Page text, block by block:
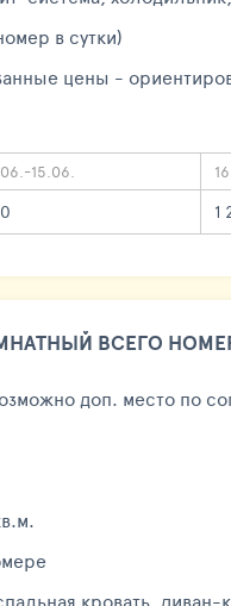
в сутки)
цены -
15.06.
1
ВСЕГО
доп. место по